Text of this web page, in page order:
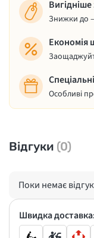
Знижки до
Економія
Особливі
Відгуки (0)
Поки немає
Швидка